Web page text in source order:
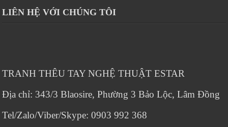
LIÊN HỆ VỚI CHÚNG TÔI
TRANH THÊU TAY NGHỆ THUẬT ESTAR
Địa chỉ: 343/3 Blaosire, Phường 3 Bảo Lộc, Lâm Đồng
Tel/Zalo/Viber/Skype: 0903 992 368